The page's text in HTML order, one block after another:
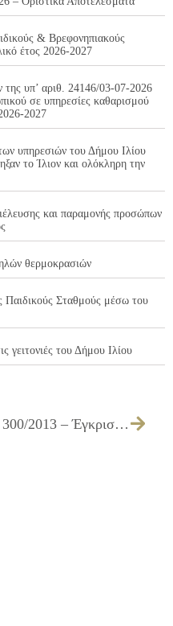
& Βρεφονηπιακούς
έτος 2026-2027
υπ’ αριθ. 24146/03-07-2026
σε υπηρεσίες καθαρισμού
2027
υπηρεσιών του Δήμου Ιλίου
το Ίλιον και ολόκληρη την
και παραμονής προσώπων
θερμοκρασιών
Παιδικούς Σταθμούς μέσω του
γειτονιές του Δήμου Ιλίου
300/2013 – Έγκριση του Πρωτοκόλλου Προσωρινής & Οριστικής Παραλαβής του έργου ΣΤΟΛΙΣΜΟΣ ΠΛΑΤΕΙΩΝ – ΚΟΙΝΟΧΡΗΣΤΩΝ ΧΩΡΩΝ ΤΩΝ ΠΕΡΙΟΧΩΝ ΠΑΛΑΤΙΑΝΗΣ, Ζ. ΠΗΓΗΣ, ΑΓ. ΦΑΝΟΥΡΙΟΥ & ΜΙΧΕΛΗ